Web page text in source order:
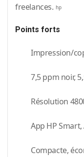
freelances. hp
Points forts
Impression/
7,5 ppm noir,
Résolution
App HP
Compacte,